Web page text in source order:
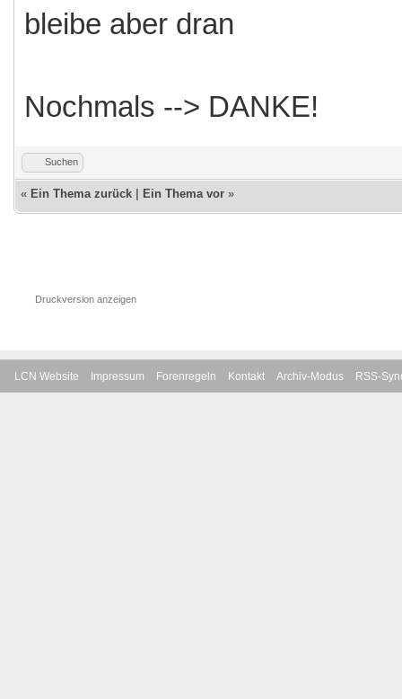
bleibe aber dran
Nochmals --> DANKE!
Suchen
« Ein Thema zurück Ein Thema vor »
Druckversion anzeigen
LCN Website Impressum Forenregeln Kontakt Archiv-Modus RSS-